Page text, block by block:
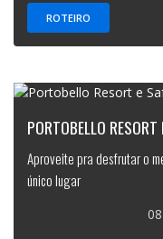
ROTEIRO
PORTOBELLO RESORT
Aproveite pra desfrutar o
único lugar